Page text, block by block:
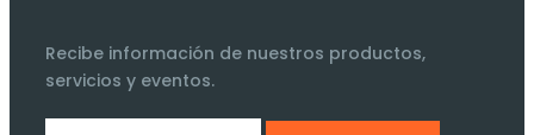
Recibe información de nuestros productos,
servicios y eventos.